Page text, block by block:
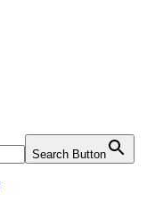
Search Button